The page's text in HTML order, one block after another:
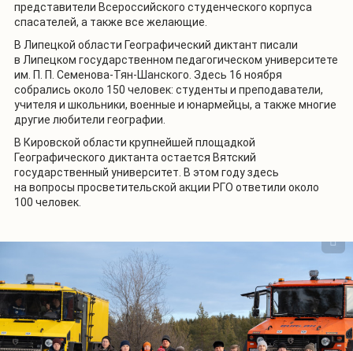
представители Всероссийского студенческого корпуса
спасателей, а также все желающие.
В Липецкой области Географический диктант писали
в Липецком государственном педагогическом университете
им. П. П. Семенова-Тян-Шанского. Здесь 16 ноября
собрались около 150 человек: студенты и преподаватели,
учителя и школьники, военные и юнармейцы, а также многие
другие любители географии.
В Кировской области крупнейшей площадкой
Географического диктанта остается Вятский
государственный университет. В этом году здесь
на вопросы просветительской акции РГО ответили около
100 человек.